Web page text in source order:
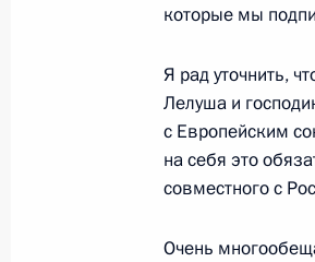
Пресс-
1 марта 2010 года,
Начало
которые мы
Я рад уточнить,
Лелуша и
с Европейским
на себя это
совместного с
Очень